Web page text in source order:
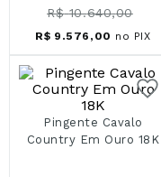
R$ 10.640,00
R$ 9 .576 , 00 no PIX
Pingente Cavalo
Country Em Ouro 18K